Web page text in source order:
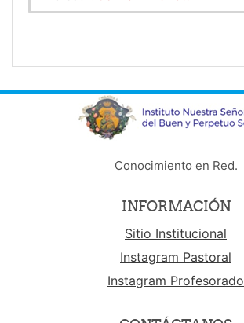
Conocimiento en Red.
INFORMACIÓN
Sitio Institucional
Instagram Pastoral
Instagram Profesorado